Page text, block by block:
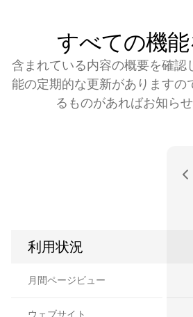
すべての機
含まれている内容の概要を確認
能の定期的な更新がありますの
るものがあればお知らせ
利用状況
月間ページビュー
ウェブサイト